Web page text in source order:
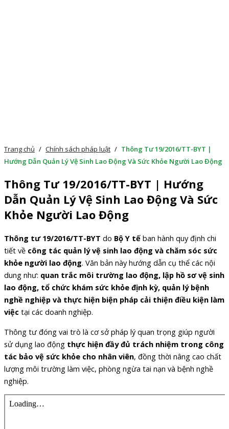
Trang chủ / Chính sách pháp luật / Thông Tư 19/2016/TT-BYT |
Hướng Dẫn Quản Lý Vệ Sinh Lao Động Và Sức Khỏe Người Lao Động
Thông Tư 19/2016/TT-BYT | Hướng
Dẫn Quản Lý Vệ Sinh Lao Động Và Sức
Khỏe Người Lao Động
Thông tư 19/2016/TT-BYT do Bộ Y tế ban hành quy định chi
tiết về công tác quản lý vệ sinh lao động và chăm sóc sức
khỏe người lao động. Văn bản này hướng dẫn cụ thể các nội
dung như: quan trắc môi trường lao động, lập hồ sơ vệ sinh
lao động, tổ chức khám sức khỏe định kỳ, quản lý bệnh
nghề nghiệp và thực hiện biện pháp cải thiện điều kiện làm
việc tại các doanh nghiệp.
Thông tư đóng vai trò là cơ sở pháp lý quan trọng giúp người
sử dụng lao động thực hiện đầy đủ trách nhiệm trong công
tác bảo vệ sức khỏe cho nhân viên, đồng thời nâng cao chất
lượng môi trường làm việc, phòng ngừa tai nạn và bệnh nghề
nghiệp.